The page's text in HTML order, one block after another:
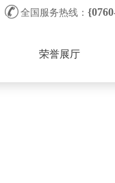
 全国服务热线：
荣誉展厅